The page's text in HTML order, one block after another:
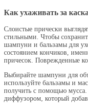
Как ухаживать за
Слоистые прически
стильными. Чтобы
шампуни и бальзамы для
состоянием кончиков,
причесок. Поврежденные
Выбирайте шампуни для
используйте бальзамы и
получить с помощью
диффузором, который